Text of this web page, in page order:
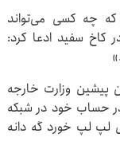
چه کسی می‌تواند
کاخ سفید ادعا کرد:
پیشین وزارت خارجه
حساب خود در شبکه
لپ لپ خورد گه دانه